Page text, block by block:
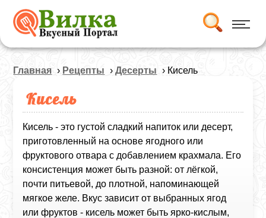
Главная › Рецепты ›Десерты › Кисель
Кисель
Кисель - это густой сладкий напиток или десерт,
приготовленный на основе ягодного или
фруктового отвара с добавлением крахмала. Его
консистенция может быть разной: от лёгкой,
почти питьевой, до плотной, напоминающей
мягкое желе. Вкус зависит от выбранных ягод
или фруктов - кисель может быть ярко‑кислым,